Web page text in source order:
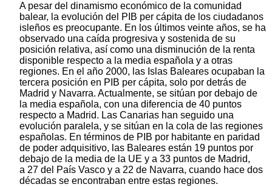
A pesar del dinamismo económico de la comunidad
balear, la evolución del PIB per cápita de los ciudadanos
isleños es preocupante. En los últimos veinte años, se ha
observado una caída progresiva y sostenida de su
posición relativa, así como una disminución de la renta
disponible respecto a la media española y a otras
regiones. En el año 2000, las Islas Baleares ocupaban la
tercera posición en PIB per cápita, solo por detrás de
Madrid y Navarra. Actualmente, se sitúan por debajo de
la media española, con una diferencia de 40 puntos
respecto a Madrid. Las Canarias han seguido una
evolución paralela, y se sitúan en la cola de las regiones
españolas. En términos de PIB por habitante en paridad
de poder adquisitivo, las Baleares están 19 puntos por
debajo de la media de la UE y a 33 puntos de Madrid,
a 27 del País Vasco y a 22 de Navarra, cuando hace dos
décadas se encontraban entre estas regiones.